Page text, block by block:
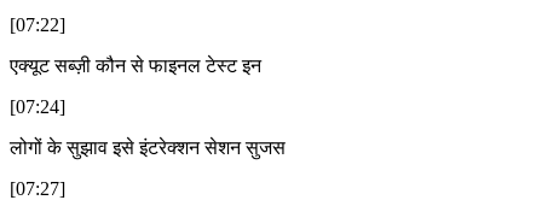
[07:22]
एक्यूट सब्ज़ी कौन से फाइनल टेस्ट इन
[07:24]
लोगों के सुझाव इसे इंटरेक्शन सेशन सुजस
[07:27]